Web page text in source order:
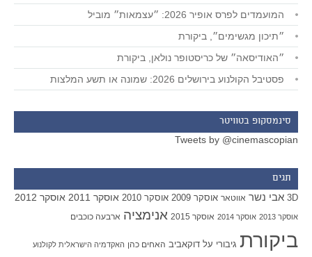
המועמדים לפרס אופיר 2026: ״עצמאות״ מוביל
״תיכון מגשימים״, ביקורת
״האודיסאה״ של כריסטופר נולאן, ביקורת
פסטיבל הקולנוע בירושלים 2026: שמונה או תשע המלצות
סינמסקופ בטוויטר
Tweets by @cinemascopian
תגים
3D אבי נשר אווטאר אוסקר 2009 אוסקר 2010 אוסקר 2011 אוסקר 2012
אוסקר 2013 אוסקר 2014 אוסקר 2015 אנימציה ארבעה כוכבים
ביקורת גיבורי על דוקאביב האחים כהן האקדמיה הישראלית לקולנוע